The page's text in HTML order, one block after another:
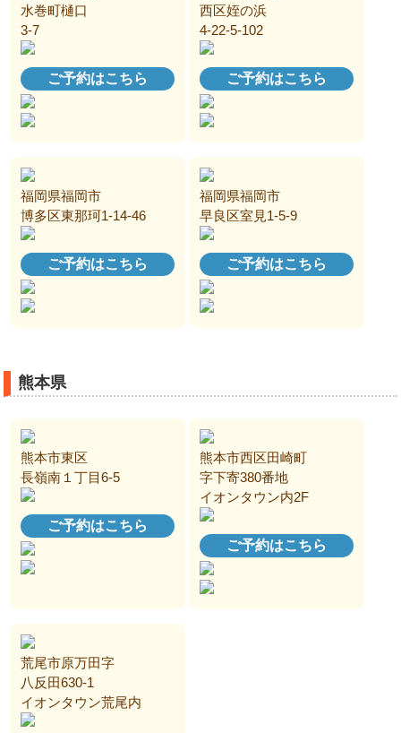
水巻町樋口
3-7
ご予約はこちら
西区姪の浜
4-22-5-102
ご予約はこちら
福岡県福岡市
博多区東那珂1-14-46
ご予約はこちら
福岡県福岡市
早良区室見1-5-9
ご予約はこちら
熊本県
熊本市東区
長嶺南１丁目6-5
ご予約はこちら
熊本市西区田崎町
字下寄380番地
イオンタウン内2F
ご予約はこちら
荒尾市原万田字
八反田630-1
イオンタウン荒尾内